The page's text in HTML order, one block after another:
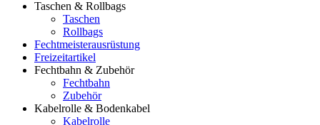
Taschen & Rollbags
Taschen
Rollbags
Fechtmeisterausrüstung
Freizeitartikel
Fechtbahn & Zubehör
Fechtbahn
Zubehör
Kabelrolle & Bodenkabel
Kabelrolle